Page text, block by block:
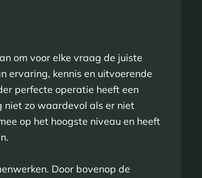
om voor elke vraag de juiste
ervaring, kennis en uitvoerende
perfecte operatie heeft een
niet zo waardevol als er niet
op het hoogste niveau en heeft
Door bovenop de